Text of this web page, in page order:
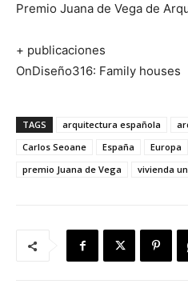
Premio Juana de Vega de
+ publicaciones
OnDiseño316: Family houses
TAGS arquitectura española
Carlos Seoane
España Europa
premio Juana de Vega
vivienda